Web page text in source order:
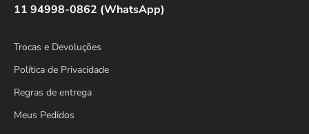
11 94998-0862 (WhatsApp)
Trocas e Devoluções
Política de Privacidade
Regras de entrega
Meus Pedidos